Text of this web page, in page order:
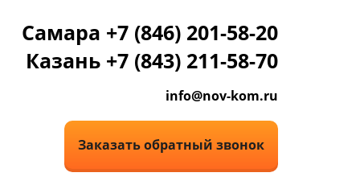
Самара +7 (846) 201-58-20
Казань +7 (843) 211-58-70
info@nov-kom.ru
Заказать обратный звонок